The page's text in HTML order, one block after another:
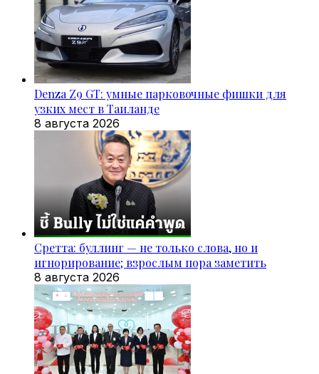
Denza Z9 GT: умные парковочные фишки для
узких мест в Таиланде
8 августа 2026
Сретта: буллинг — не только слова, но и
игнорирование; взрослым пора заметить
8 августа 2026